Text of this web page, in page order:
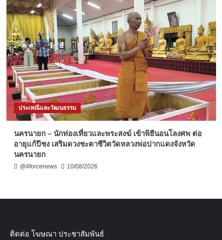
ประเพณีและวัฒนธรรม
นครนายก – นักท่องเที่ยวและพระสงฆ์ เข้าพิธีนอนโลงศพ ต่อ
อายุแก้ปีชง เสริมดวงชะตาชีวิตวัดหลวงพ่อปากแดงจังหวัด
นครนายก
@4forcenews 10/08/2026
ติดต่อ​ โฆษณา​ ประชาสัมพันธ์